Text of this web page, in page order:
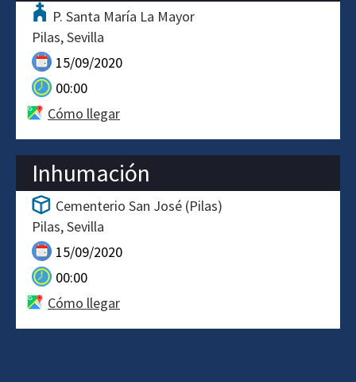
P. Santa María La Mayor
Pilas Sevilla
15/09/2020
00:00
Cómo llegar
Inhumación
Cementerio San José (Pilas)
Pilas Sevilla
15/09/2020
00:00
Cómo llegar